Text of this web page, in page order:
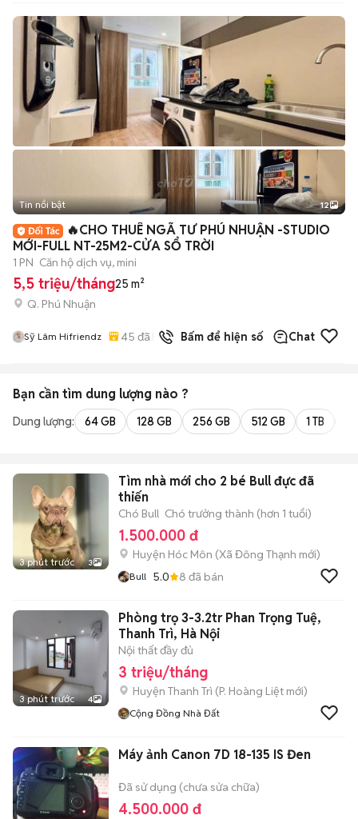
+2
Tin nổi bật 12
🔥CHO THUÊ NGÃ TƯ PHÚ NHUẬN -STUDIO
MỚI-FULL NT-25M2-CỬA SỔ TRỜI
1 PN Căn hộ dịch vụ, mini
5,5 triệu/tháng25 m²
Q. Phú Nhuận
Sỹ Lâm Hifriendz 45 đã bán Bấm để hiện số Chat
Bạn cần tìm dung lượng nào ?
Dung lượng: 64 GB 128 GB 256 GB 512 GB 1 TB
3 phút trước 3
Tìm nhà mới cho 2 bé Bull đực đã
thiến
Chó Bull Chó trưởng thành (hơn 1 tuổi)
1.500.000 đ
Huyện Hóc Môn (Xã Đông Thạnh mới)
Bull 5.0 8 đã bán
3 phút trước 4
Phòng trọ 3-3.2tr Phan Trọng Tuệ,
Thanh Trì, Hà Nội
Nội thất đầy đủ
3 triệu/tháng
Huyện Thanh Trì (P. Hoàng Liệt mới)
Cộng Đồng Nhà Đất
Máy ảnh Canon 7D 18-135 IS Đen
Đã sử dụng (chưa sửa chữa)
4.500.000 đ